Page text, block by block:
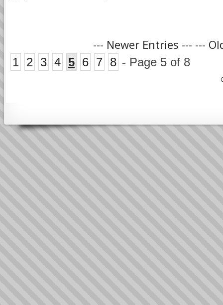
--- Newer Entries --- ---
1 2 3 4 5 6 7 8 - Page 5 of 8